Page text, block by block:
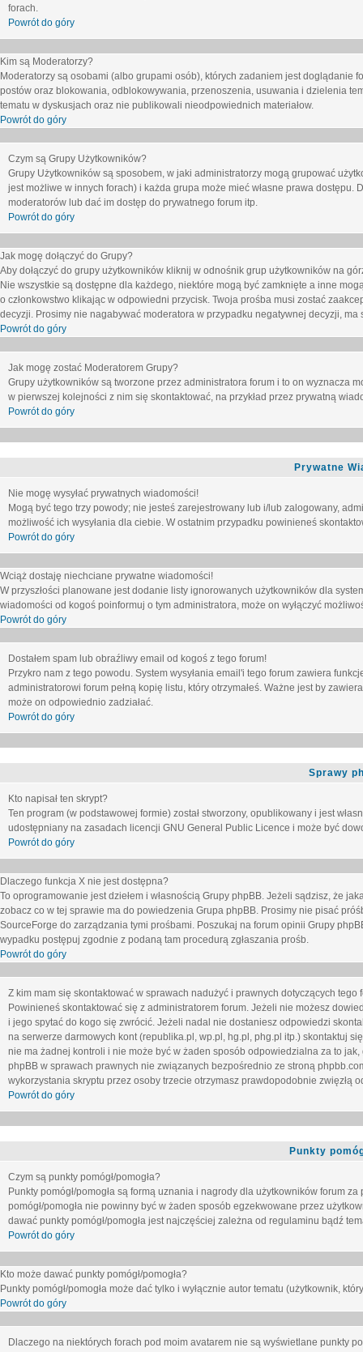
forach.
Powrót do góry
Kim są Moderatorzy?
Moderatorzy są osobami (albo grupami osób), których zadaniem jest
postów oraz blokowania, odblokowywania, przenoszenia, usuwania i dzielenia
tematu w dyskusjach oraz nie publikowali nieodpowiednich materiałow.
Powrót do góry
Czym są Grupy Użytkowników?
Grupy Użytkowników są sposobem, w jaki administratorzy mogą grupować
jest możliwe w innych forach) i każda grupa może mieć własne prawa
moderatorów lub dać im dostęp do prywatnego forum itp.
Powrót do góry
Jak mogę dołączyć do Grupy?
Aby dołączyć do grupy użytkowników kliknij w odnośnik grup użytkowników na
Nie wszystkie są dostępne dla każdego, niektóre mogą być zamknięte a inne
o członkowstwo klikając w odpowiedni przycisk. Twoja prośba musi zostać
decyzji. Prosimy nie nagabywać moderatora w przypadku negatywnej decyzji, ma
Powrót do góry
Jak mogę zostać Moderatorem Grupy?
Grupy użytkowników są tworzone przez administratora forum i to on wyznacza
w pierwszej kolejności z nim się skontaktować, na przykład przez prywatną
Powrót do góry
Prywatne
Nie mogę wysyłać prywatnych wiadomości!
Mogą być tego trzy powody; nie jesteś zarejestrowany lub i/lub zalogowany,
możliwość ich wysyłania dla ciebie. W ostatnim przypadku powinieneś
Powrót do góry
Wciąż dostaję niechciane prywatne wiadomości!
W przyszłości planowane jest dodanie listy ignorowanych użytkowników dla
wiadomości od kogoś poinformuj o tym administratora, może on wyłączyć
Powrót do góry
Dostałem spam lub obraźliwy email od kogoś z tego forum!
Przykro nam z tego powodu. System wysyłania email'i tego forum zawiera
administratorowi forum pełną kopię listu, który otrzymałeś. Ważne jest by
może on odpowiednio zadziałać.
Powrót do góry
Sprawy
Kto napisał ten skrypt?
Ten program (w podstawowej formie) został stworzony, opublikowany i jest
udostępniany na zasadach licencji GNU General Public Licence i może być
Powrót do góry
Dlaczego funkcja X nie jest dostępna?
To oprogramowanie jest dziełem i własnością Grupy phpBB. Jeżeli sądzisz, że
zobacz co w tej sprawie ma do powiedzenia Grupa phpBB. Prosimy nie pisać
SourceForge do zarządzania tymi prośbami. Poszukaj na forum opinii Grupy
wypadku postępuj zgodnie z podaną tam procedurą zgłaszania prośb.
Powrót do góry
Z kim mam się skontaktować w sprawach nadużyć i prawnych dotyczących tego
Powinieneś skontaktować się z administratorem forum. Jeżeli nie możesz
i jego spytać do kogo się zwrócić. Jeżeli nadal nie dostaniesz odpowiedzi
na serwerze darmowych kont (republika.pl, wp.pl, hg.pl, phg.pl itp.) skontaktuj
nie ma żadnej kontroli i nie może być w żaden sposób odpowiedzialna za to
phpBB w sprawach prawnych nie związanych bezpośrednio ze stroną
wykorzystania skryptu przez osoby trzecie otrzymasz prawdopodobnie zwięzłą
Powrót do góry
Punkty
Czym są punkty pomógł/pomogła?
Punkty pomógł/pomogła są formą uznania i nagrody dla użytkowników forum
pomógł/pomogła nie powinny być w żaden sposób egzekwowane przez
dawać punkty pomógł/pomogła jest najczęściej zależna od regulaminu bądź
Powrót do góry
Kto może dawać punkty pomógł/pomogła?
Punkty pomógł/pomogła może dać tylko i wyłącznie autor tematu (użytkownik,
Powrót do góry
Dlaczego na niektórych forach pod moim avatarem nie są wyświetlane punkty